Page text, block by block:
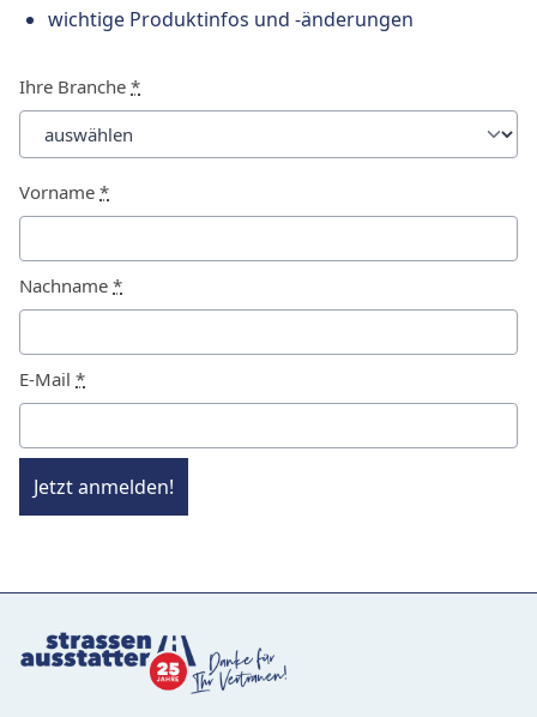
wichtige Produktinfos und -änderungen
Ihre Branche *
Vorname *
Nachname *
E-Mail *
Jetzt anmelden!